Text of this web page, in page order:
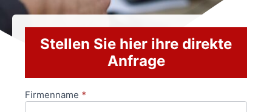
Stellen Sie hier ihre direkte
Anfrage
Anfrageformular
Firmenname *